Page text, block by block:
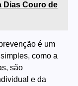
Dias Couro de
é um
como a
são
e da